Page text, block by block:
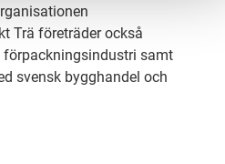
Trä företräder också
förpackningsindustri samt
svensk bygghandel och